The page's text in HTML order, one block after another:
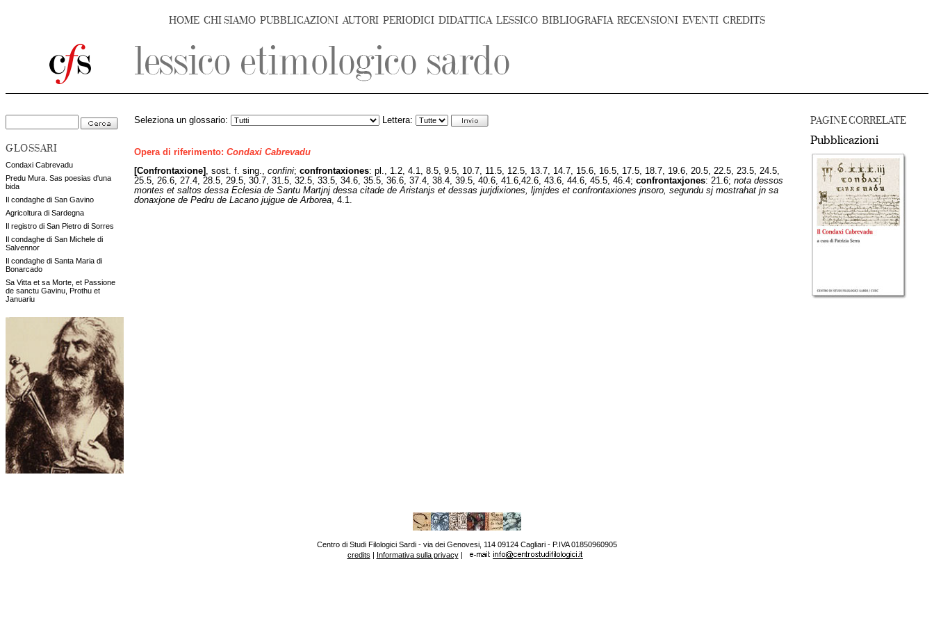
HOME CHI SIAMO PUBBLICAZIONI AUTORI PERIODICI DIDATTICA LESSICO BIBLIOGRAFIA RECENSIONI EVENTI CREDITS
GLOSSARI
Condaxi Cabrevadu
Predu Mura. Sas poesias d'una
bida
Il condaghe di San Gavino
Agricoltura di Sardegna
Il registro di San Pietro di Sorres
Il condaghe di San Michele di
Salvennor
Il condaghe di Santa Maria di
Bonarcado
Sa Vitta et sa Morte, et Passione
de sanctu Gavinu, Prothu et
Januariu
PAGINE CORRELATE
Pubblicazioni
Seleziona un glossario: Lettera:
Opera di riferimento: Condaxi Cabrevadu
[Confrontaxione]
sost. f. sing., confini; confrontaxiones: pl., 1.2, 4.1, 8.5, 9.5, 10.7, 11.5, 12.5, 13.7, 14.7, 15.6, 16.5, 17.5, 18.7, 19.6, 20.5, 22.5, 23.5, 24.5,
25.5, 26.6, 27.4, 28.5, 29.5, 30.7, 31.5, 32.5, 33.5, 34.6, 35.5, 36.6, 37.4, 38.4, 39.5, 40.6, 41.6,42.6, 43.6, 44.6, 45.5, 46.4; confrontaxjones: 21.6; nota dessos
montes et saltos dessa Eclesia de Santu Martjnj dessa citade de Aristanjs et dessas jurjdixiones, ljmjdes et confrontaxiones jnsoro, segundu sj mostrahat jn sa
donaxjone de Pedru de Lacano jujgue de Arborea , 4.1.
Centro di Studi Filologici Sardi - via dei Genovesi, 114 09124 Cagliari - P.IVA 01850960905
credits | Informativa sulla privacy|